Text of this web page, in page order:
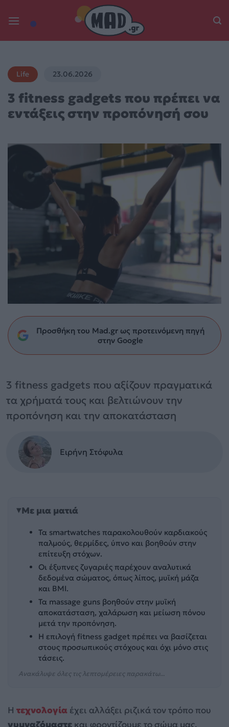
Life 23.06.2026
3 fitness gadgets που πρέπει να
εντάξεις στην προπόνησή σου
Προσθήκη του Mad.gr ως προτεινόμενη πηγή
στην Google
3 fitness gadgets που αξίζουν πραγματικά
τα χρήματά τους και βελτιώνουν την
προπόνηση και την αποκατάσταση
Ειρήνη Στόφυλα
Με μια ματιά
Τα smartwatches παρακολουθούν καρδιακούς
παλμούς, θερμίδες, ύπνο και βοηθούν στην
επίτευξη στόχων.
Οι έξυπνες ζυγαριές παρέχουν αναλυτικά
δεδομένα σώματος, όπως λίπος, μυϊκή μάζα
και BMI.
Τα massage guns βοηθούν στην μυϊκή
αποκατάσταση, χαλάρωση και μείωση πόνου
μετά την προπόνηση.
Η επιλογή fitness gadget πρέπει να βασίζεται
στους προσωπικούς στόχους και όχι μόνο στις
τάσεις.
Ανακάλυψε όλες τις λεπτομέρειες παρακάτω...
Η τεχνολογία έχει αλλάξει ριζικά τον τρόπο που
γυμναζόμαστε και φροντίζουμε το σώμα μας.